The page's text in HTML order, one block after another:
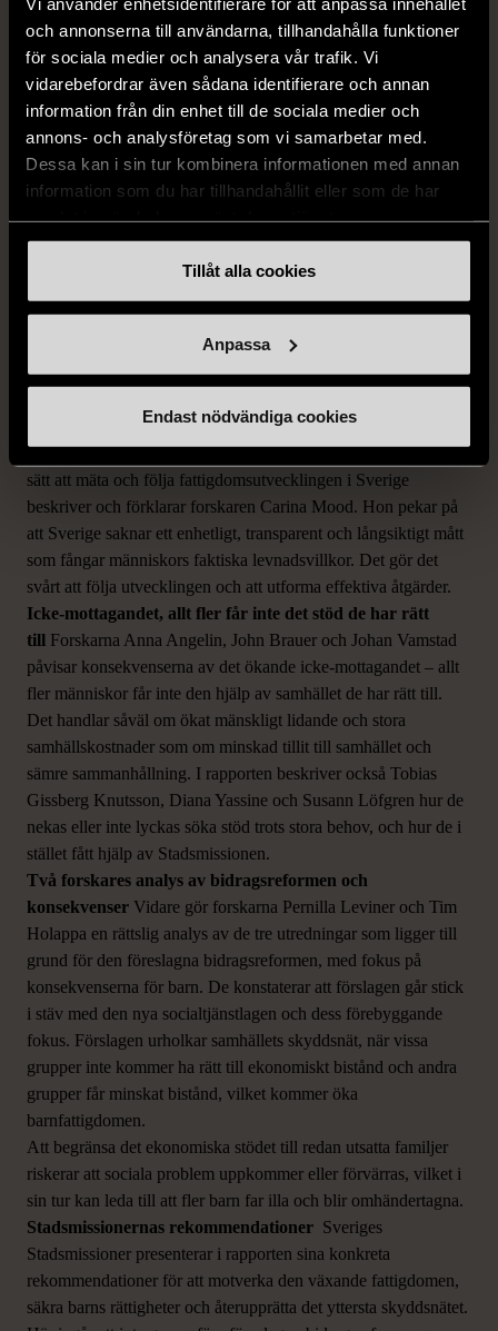
och annonserna till användarna, tillhandahålla funktioner
för sociala medier och analysera vår trafik. Vi
vidarebefordrar även sådana identifierare och annan
information från din enhet till de sociala medier och
annons- och analysföretag som vi samarbetar med.
Dessa kan i sin tur kombinera informationen med annan
information som du har tillhandahållit eller som de har
Tillåt alla cookies
Anpassa
Endast nödvändiga cookies
Sammanfattning på fem minuter av
fattigdomsrapporten 2025
Samlar aktuell forskning om fattigdomen i Sverige
erfarenhet från Stadsmissionernas arbete runt om i landet.
Rapporten belyser hur fattigdomen i Sverige ökat bland annat
inte får det stöd de har rätt till och att stödet inte längre räcker
till. Det yttersta skyddsnätet skyddar inte längre människor från
fattigdom: en fattigdom som kommer att öka ytterligare om
Fattigdomsutveckligen och brister i mätning
fattigdomsutveckling har sett ut och bristerna med nuvarande
sätt att mäta och följa fattigdomsutvecklingen i Sverige
beskriver och förklarar forskaren Carina Mood. Hon pekar på
att Sverige saknar ett enhetligt, transparent och långsiktigt mått
som fångar människors faktiska levnadsvillkor. Det gör det
svårt att följa utvecklingen och att utforma effektiva åtgärder.
Icke-mottagandet, allt fler får inte det stöd de har rätt
till Forskarna Anna Angelin, John Brauer och Johan Vamstad
påvisar konsekvenserna av det ökande icke-mottagandet – allt
fler människor får inte den hjälp av samhället de har rätt till.
Det handlar såväl om ökat mänskligt lidande och stora
samhällskostnader som om minskad tillit till samhället och
sämre sammanhållning. I rapporten beskriver också Tobias
Gissberg Knutsson, Diana Yassine och Susann Löfgren hur de
nekas eller inte lyckas söka stöd trots stora behov, och hur de i
stället fått hjälp av Stadsmissionen.
Två forskares analys av bidragsreformen och
konsekvenser Vidare gör forskarna Pernilla Leviner och Tim
Holappa en rättslig analys av de tre utredningar som ligger till
grund för den föreslagna bidragsreformen, med fokus på
konsekvenserna för barn. De konstaterar att förslagen går stick
i stäv med den nya socialtjänstlagen och dess förebyggande
fokus. Förslagen urholkar samhällets skyddsnät, när vissa
grupper inte kommer ha rätt till ekonomiskt bistånd och andra
grupper får minskat bistånd, vilket kommer öka
barnfattigdomen.
Att begränsa det ekonomiska stödet till redan utsatta familjer
riskerar att sociala problem uppkommer eller förvärras, vilket i
sin tur kan leda till att fler barn far illa och blir omhändertagna.
Stadsmissionernas rekommendationer Sveriges
Stadsmissioner presenterar i rapporten sina konkreta
rekommendationer för att motverka den växande fattigdomen,
säkra barns rättigheter och återupprätta det yttersta skyddsnätet.